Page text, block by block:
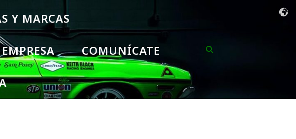
Y MARCAS
EMPRESA COMUNÍCATE